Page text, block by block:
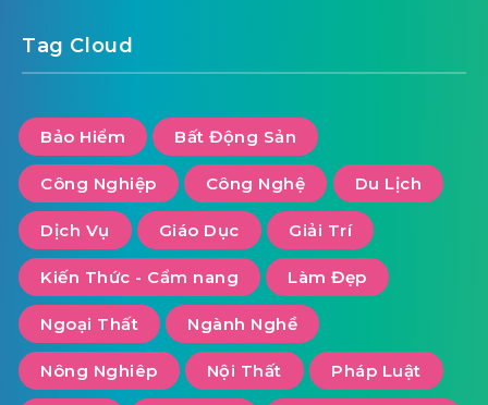
Tag Cloud
Bảo Hiểm Bất Động Sản
Công Nghiệp Công Nghệ Du Lịch
Dịch Vụ Giáo Dục Giải Trí
Kiến Thức - Cẩm nang Làm Đẹp
Ngoại Thất Ngành Nghề
Nông Nghiêp Nội Thất Pháp Luật